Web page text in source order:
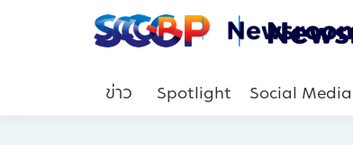
ข่าว Spotlight Social